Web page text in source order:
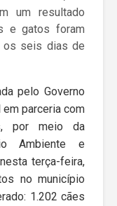
um resultado
e gatos foram
os seis dias de
pelo Governo
parceria com
por meio da
Ambiente e
terça-feira,
no município
1.202 cães